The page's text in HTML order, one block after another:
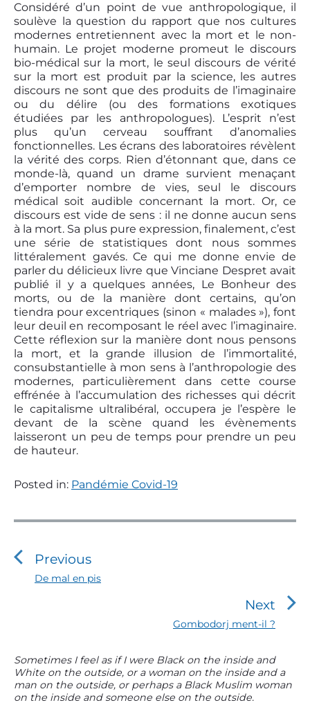
Considéré d’un point de vue anthropologique, il
soulève la question du rapport que nos cultures
modernes entretiennent avec la mort et le non-
humain. Le projet moderne promeut le discours
bio-médical sur la mort, le seul discours de vérité
sur la mort est produit par la science, les autres
discours ne sont que des produits de l’imaginaire
ou du délire (ou des formations exotiques
étudiées par les anthropologues). L’esprit n’est
plus qu’un cerveau souffrant d’anomalies
fonctionnelles. Les écrans des laboratoires révèlent
la vérité des corps. Rien d’étonnant que, dans ce
monde-là, quand un drame survient menaçant
d’emporter nombre de vies, seul le discours
médical soit audible concernant la mort. Or, ce
discours est vide de sens : il ne donne aucun sens
à la mort. Sa plus pure expression, finalement, c’est
une série de statistiques dont nous sommes
littéralement gavés. Ce qui me donne envie de
parler du délicieux livre que Vinciane Despret avait
publié il y a quelques années, Le Bonheur des
morts, ou de la manière dont certains, qu’on
tiendra pour excentriques (sinon « malades »), font
leur deuil en recomposant le réel avec l’imaginaire.
Cette réflexion sur la manière dont nous pensons
la mort, et la grande illusion de l’immortalité,
consubstantielle à mon sens à l’anthropologie des
modernes, particulièrement dans cette course
effrénée à l’accumulation des richesses qui décrit
le capitalisme ultralibéral, occupera je l’espère le
devant de la scène quand les évènements
laisseront un peu de temps pour prendre un peu
de hauteur.
Posted in: Pandémie Covid-19
N
v
i
o
n
Previous
P
u
s
p
o
De mal en pis
Next
t
p
o
Gombodorj ment-il ?
P
r
i
m
Sometimes I feel as if I were Black on the inside and
White on the outside, or a woman on the inside and a
man on the outside, or perhaps a Black Muslim woman
on the inside and someone else on the outside.